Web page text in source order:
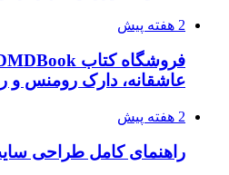
2 هفته پیش
عاشقانه، دارک رومنس و
2 هفته پیش
راهنمای کامل طراحی